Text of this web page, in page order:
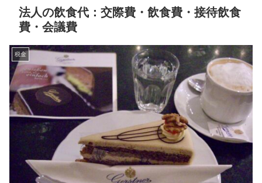
法人の飲食代：交際費・飲食費・接待飲食
費・会議費
税金